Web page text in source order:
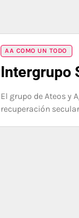
AA COMO UN TODO
Intergrupo
El grupo de Ateos y
recuperación